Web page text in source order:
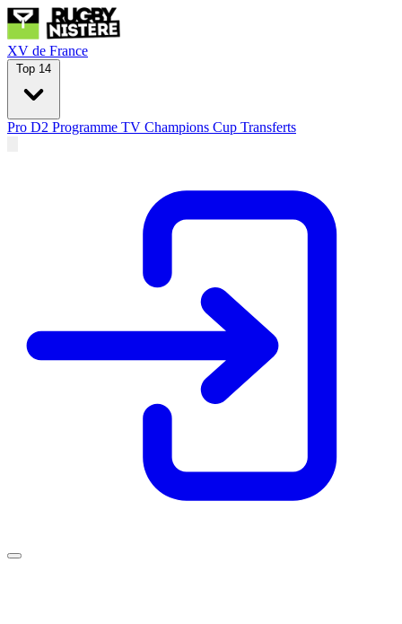
XV de France
Top 14
Pro D2 Programme TV Champions Cup Transferts